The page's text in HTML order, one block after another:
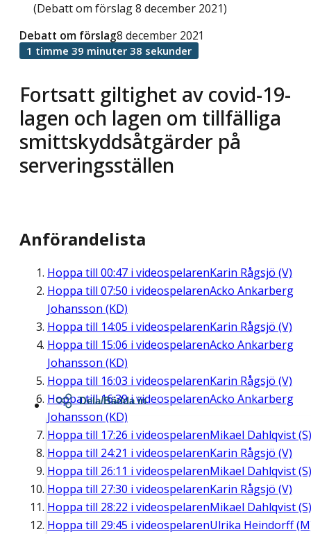
(Debatt om förslag 8 december 2021)
Fortsatt giltighet av covid-19-
lagen och lagen om tillfälliga
smittskyddsåtgärder på
serveringsställen
Debatt om förslag8 december 2021
1 timme 39 minuter 38 sekunder
Anförandelista
Hoppa till 00:47 i videospelarenKarin Rågsjö (V)
Hoppa till 07:50 i videospelarenAcko Ankarberg
Johansson (KD)
Hoppa till 14:05 i videospelarenKarin Rågsjö (V)
Hoppa till 15:06 i videospelarenAcko Ankarberg
Johansson (KD)
Hoppa till 16:03 i videospelarenKarin Rågsjö (V)
Hoppa till16:39i videospelarenAcko Ankarberg
Johansson (KD)
Hoppa till 17:26 i videospelarenMikael Dahlqvist (S)
Hoppa till 24:21 i videospelarenKarin Rågsjö (V)
Hoppa till 26:11 i videospelarenMikael Dahlqvist (S)
Hoppa till 27:30 i videospelarenKarin Rågsjö (V)
Hoppa till 28:22 i videospelarenMikael Dahlqvist (S)
Hoppa till 29:45 i videospelarenUlrika Heindorff
Dela/Bädda in